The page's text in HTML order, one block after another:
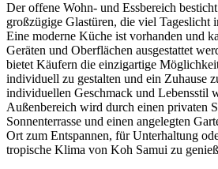
Der offene Wohn- und Essbereich
großzügige Glastüren, die viel Tageslicht
Eine moderne Küche ist vorhanden und
Geräten und Oberflächen ausgestattet
bietet Käufern die einzigartige
individuell zu gestalten und ein Zuhause
individuellen Geschmack und Lebensstil
Außenbereich wird durch einen privaten
Sonnenterrasse und einen angelegten
Ort zum Entspannen, für Unterhaltung
tropische Klima von Koh Samui zu